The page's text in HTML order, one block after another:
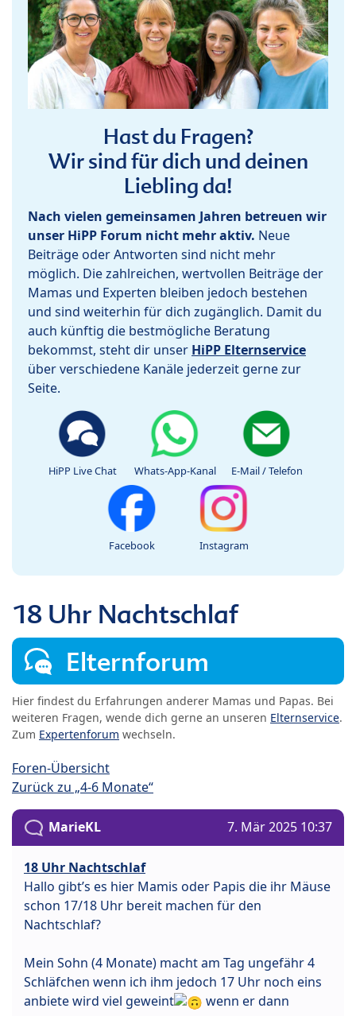
Hast du Fragen?
Wir sind für dich und deinen
Liebling da!
Nach vielen gemeinsamen Jahren betreuen wir
unser HiPP Forum nicht mehr aktiv. Neue
Beiträge oder Antworten sind nicht mehr
möglich. Die zahlreichen, wertvollen Beiträge der
Mamas und Experten bleiben jedoch bestehen
und sind weiterhin für dich zugänglich. Damit du
auch künftig die bestmögliche Beratung
bekommst, steht dir unser HiPP Elternservice
über verschiedene Kanäle jederzeit gerne zur
Seite.
HiPP Live Chat Whats-App-Kanal E-Mail / Telefon
Facebook Instagram
18 Uhr Nachtschlaf
Elternforum
Hier findest du Erfahrungen anderer Mamas und Papas. Bei
weiteren Fragen, wende dich gerne an unseren Elternservice.
Zum Expertenforum wechseln.
Foren-Übersicht
Zurück zu „4-6 Monate“
MarieKL 7. Mär 2025 10:37
18 Uhr Nachtschlaf
Hallo gibt’s es hier Mamis oder Papis die ihr Mäuse
schon 17/18 Uhr bereit machen für den
Nachtschlaf?
Mein Sohn (4 Monate) macht am Tag ungefähr 4
Schläfchen wenn ich ihm jedoch 17 Uhr noch eins
anbiete wird viel geweint
wenn er dann